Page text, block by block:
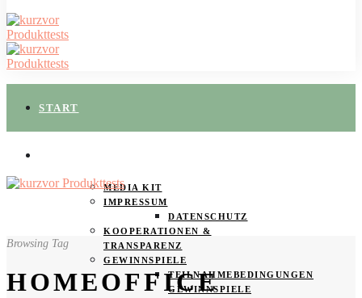
START
MEDIA KIT
IMPRESSUM
DATENSCHUTZ
KOOPERATIONEN &
TRANSPARENZ
GEWINNSPIELE
TEILNAHMEBEDINGUNGEN
GEWINNSPIELE
Browsing Tag
HOMEOFFICE